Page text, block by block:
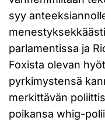
syy
parlamentissa ja
Foxista olevan
pyrkimystensä
merkittävän
poikansa whig-